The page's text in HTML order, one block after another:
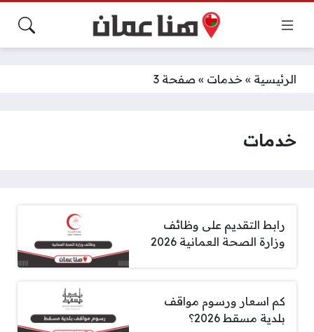
الرئيسية » خدمات » صفحة 3
خدمات
رابط التقديم على وظائف
وزارة الصحة العمانية 2026
كم اسعار ورسوم مواقف
بلدية مسقط 2026؟